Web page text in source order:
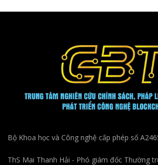
Bộ Khoa học và Công nghệ cấp phép số
ThS Mai Thanh Hải - Phó giám đốc Thường